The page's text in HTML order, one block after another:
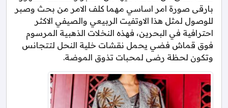
بارقى صورة امر اساسي مهما كلف الامر من بحث وصبر
للوصول لمثل هذا الاوتفيت الربيعي والصيفي الاكثر
احترافية في البحرين، فهذه النخلات الذهبية المرسوم
فوق قماش فضي يحمل نقشات خلية النحل لتتجانس
وتكون لحظة رضى لمحبات تذوق الموضة.